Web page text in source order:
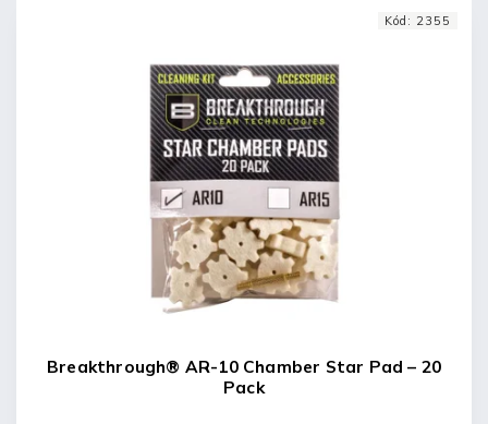
Breakthrough® AR-10 Chamber Star Pad – 20
Pack
Kód: 2355